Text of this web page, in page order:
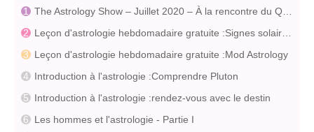
Leçon d'astrologie hebdomadaire gratuite :Mod Astrology
Introduction à l'astrologie :Comprendre Pluton
Introduction à l'astrologie :rendez-vous avec le destin
Les hommes et l'astrologie - Partie I